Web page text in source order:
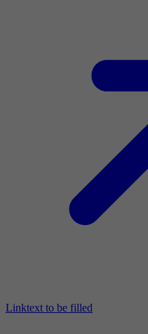
Linktext to be filled